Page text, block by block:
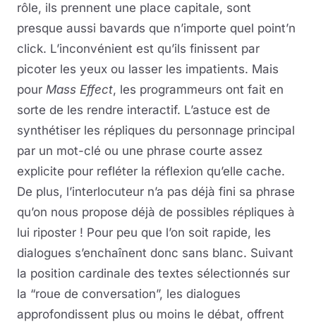
rôle, ils prennent une place capitale, sont
presque aussi bavards que n’importe quel point’n
click. L’inconvénient est qu’ils finissent par
picoter les yeux ou lasser les impatients. Mais
pour Mass Effect, les programmeurs ont fait en
sorte de les rendre interactif. L’astuce est de
synthétiser les répliques du personnage principal
par un mot-clé ou une phrase courte assez
explicite pour refléter la réflexion qu’elle cache.
De plus, l’interlocuteur n’a pas déjà fini sa phrase
qu’on nous propose déjà de possibles répliques à
lui riposter ! Pour peu que l’on soit rapide, les
dialogues s’enchaînent donc sans blanc. Suivant
la position cardinale des textes sélectionnés sur
la “roue de conversation”, les dialogues
approfondissent plus ou moins le débat, offrent